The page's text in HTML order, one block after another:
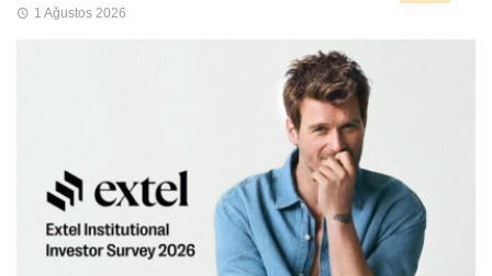
1 Ağustos 2026